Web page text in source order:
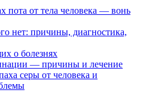
пота от тела человека — вонь
нет: причины, диагностика,
о болезнях
— причины и лечение
серы от человека и